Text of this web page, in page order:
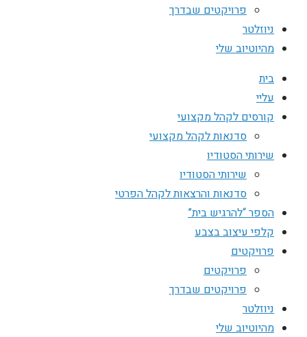
פרויקטים שבדרך
ניוזלטר
מהיוטיוב שלי
בית
עליי
קורסים לקהל מקצועי
סדנאות לקהל מקצועי
שירותי הסטודיו
שירותי הסטודיו
סדנאות והרצאות לקהל הפרטי
הספר “להרגיש בית”
קלפי עיצוב בצבע
פרויקטים
פרויקטים
פרויקטים שבדרך
ניוזלטר
מהיוטיוב שלי